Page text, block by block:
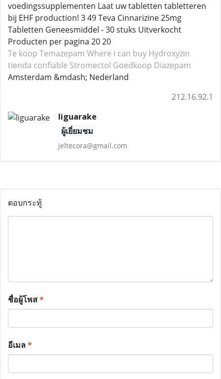
voedingssupplementen Laat uw tabletten tabletteren
bij EHF production! 3 49 Teva Cinnarizine 25mg
Tabletten Geneesmiddel - 30 stuks Uitverkocht
Producten per pagina 20 20
Te koop Temazepam Where i can buy Hydroxyzin
tienda confiable Stromectol Goedkoop Diazepam
Amsterdam &mdash; Nederland
212.16.92.1
liguarake
ผู้เยี่ยมชม
jeltecora@gmail.com
ตอบกระทู้
ชื่อผู้โพส*
อีเมล*